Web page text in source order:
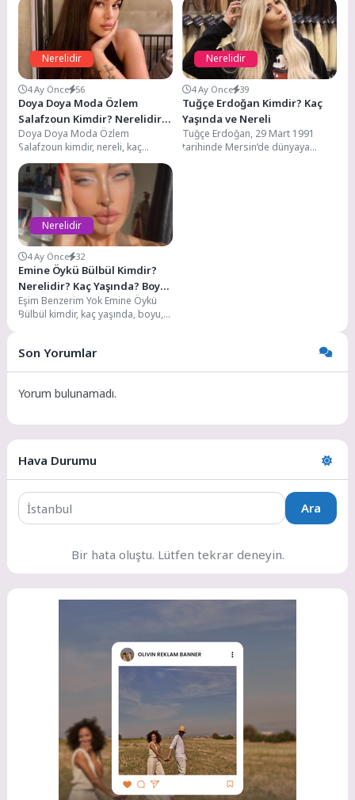
Nerelidir
4 Ay Önce 56
Doya Doya Moda Özlem
Salafzoun Kimdir? Nerelidir?
Kaç Yaşında? Boyu, Kilosu
Kaç?
Doya Doya Moda Özlem
Salafzoun kimdir, nereli, kaç
yaşında, boyu, kilosu kaçtır, hangi
dizilerde oynadı,...
Nerelidir
4 Ay Önce 39
Tuğçe Erdoğan Kimdir? Kaç
Yaşında ve Nereli
Tuğçe Erdoğan, 29 Mart 1991
tarihinde Mersin’de dünyaya
Nerelidir
4 Ay Önce 32
Emine Öykü Bülbül Kimdir?
Nerelidir? Kaç Yaşında? Boyu,
Kilosu Kaç?
Eşim Benzerim Yok Emine Öykü
Bülbül kimdir, kaç yaşında, boyu,
Son Yorumlar
Yorum bulunamadı.
Hava Durumu
Ara
Bir hata oluştu. Lütfen tekrar deneyin.